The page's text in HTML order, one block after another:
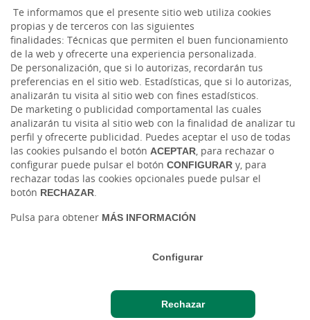
Te informamos que el presente sitio web utiliza cookies
propias y de terceros con las siguientes
finalidades: Técnicas que permiten el buen funcionamiento
de la web y ofrecerte una experiencia personalizada.
De personalización, que si lo autorizas, recordarán tus
preferencias en el sitio web. Estadísticas, que si lo autorizas,
analizarán tu visita al sitio web con fines estadísticos.
De marketing o publicidad comportamental las cuales
analizarán tu visita al sitio web con la finalidad de analizar tu
perfil y ofrecerte publicidad. Puedes aceptar el uso de todas
las cookies pulsando el botón ACEPTAR, para rechazar o
configurar puede pulsar el botón CONFIGURAR y, para
rechazar todas las cookies opcionales puede pulsar el
botón RECHAZAR.
Pulsa para obtener MÁS INFORMACIÓN
Configurar
Rechazar
LinkedIn
Instagram
Tablón de anuncios
Protección de datos